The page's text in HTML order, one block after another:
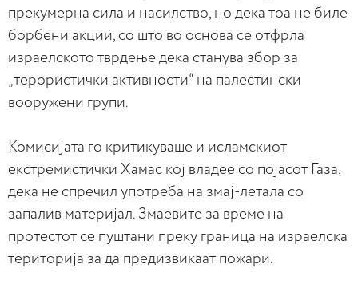
прекумерна сила и насилство, но дека тоа не биле
борбени акции, со што во основа се отфрла
израелското тврдење дека станува збор за
„терористички активности“ на палестински
вооружени групи.
Комисијата го критикуваше и исламскиот
екстремистички Хамас кој владее со појасот Газа,
дека не спречил употреба на змај-летала со
запалив материјал. Змаевите за време на
протестот се пуштани преку граница на израелска
територија за да предизвикаат пожари.